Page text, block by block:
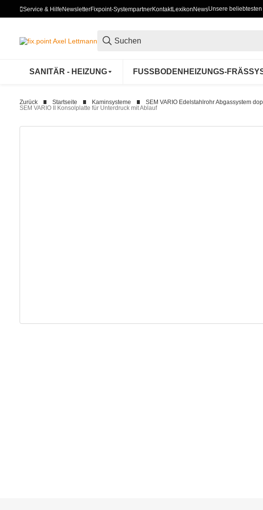
Service & HilfeNewsletterFixpoint-SystempartnerKontaktLexikonNewsUnsere
SANITÄR - HEIZUNG FUSSBODENHEIZUNGS-
Zurück Startseite Kaminsysteme SEM VARIO Edelstahlrohr Abgassystem
SEM VARIO II Konsolplatte für Unterdruck mit Ablauf